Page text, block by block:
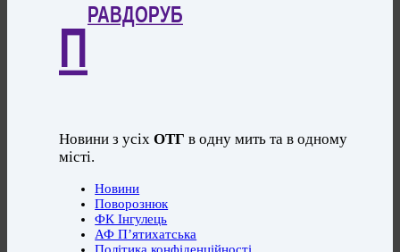
П
РАВДОРУБ
Новини з усіхОТГ в одну мить та в одному
місті.
Новини
Поворознюк
ФК Інгулець
АФ П’ятихатська